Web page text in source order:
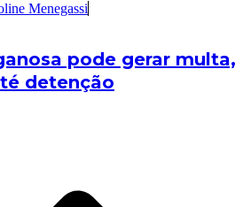
Menegassi
pode gerar multa,
detenção